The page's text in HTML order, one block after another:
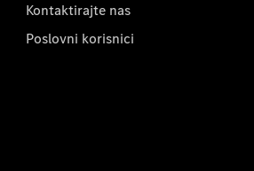
Kontaktirajte nas
Poslovni korisnici